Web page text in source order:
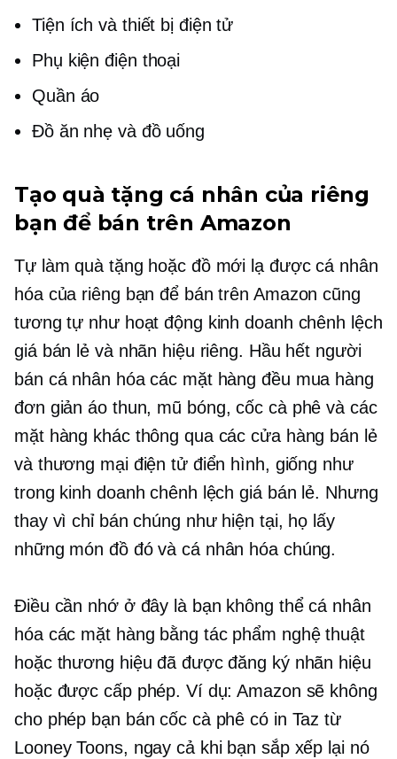
Tiện ích và thiết bị điện tử
Phụ kiện điện thoại
Quần áo
Đồ ăn nhẹ và đồ uống
Tạo quà tặng cá nhân của riêng
bạn để bán trên Amazon
Tự làm quà tặng hoặc đồ mới lạ được cá nhân
hóa của riêng bạn để bán trên Amazon cũng
tương tự như hoạt động kinh doanh chênh lệch
giá bán lẻ và nhãn hiệu riêng. Hầu hết người
bán cá nhân hóa các mặt hàng đều mua hàng
đơn giảnáo thun, mũ bóng, cốc cà phê và các
mặt hàng khác thông qua các cửa hàng bán lẻ
và thương mại điện tử điển hình, giống như
trong kinh doanh chênh lệch giá bán lẻ. Nhưng
thay vì chỉ bán chúng như hiện tại, họ lấy
những món đồ đó và cá nhân hóa chúng.
Điều cần nhớ ở đây là bạn không thể cá nhân
hóa các mặt hàng bằng tác phẩm nghệ thuật
hoặc thương hiệu đã được đăng ký nhãn hiệu
hoặc được cấp phép. Ví dụ: Amazon sẽ không
cho phép bạn bán cốc cà phê có in Taz từ
Looney Toons, ngay cả khi bạn sắp xếp lại nó